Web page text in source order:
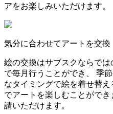
アをお楽しみいただけます。
気分に合わせてアートを交換
絵の交換はサブスクならで
で毎月行うことができ、 季
なタイミングで絵を着せ替
でアートを楽しむことがで
請いただけます。